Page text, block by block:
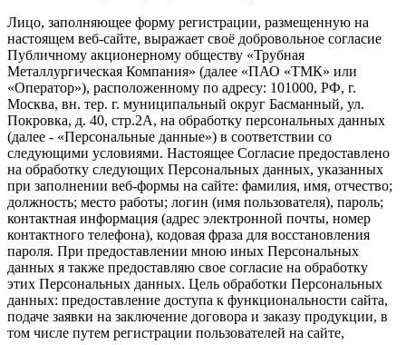
Лицо, заполняющее форму регистрации, размещенную на
настоящем веб-сайте, выражает своё добровольное согласие
Публичному акционерному обществу «Трубная
Металлургическая Компания» (далее «ПАО «ТМК» или
«Оператор»), расположенному по адресу: 101000, РФ, г.
Москва, вн. тер. г. муниципальный округ Басманный, ул.
Покровка, д. 40, стр.2А, на обработку персональных данных
(далее - «Персональные данные») в соответствии со
следующими условиями. Настоящее Согласие предоставлено
на обработку следующих Персональных данных, указанных
при заполнении веб-формы на сайте: фамилия, имя, отчество;
должность; место работы; логин (имя пользователя), пароль;
контактная информация (адрес электронной почты, номер
контактного телефона), кодовая фраза для восстановления
пароля. При предоставлении мною иных Персональных
данных я также предоставляю свое согласие на обработку
этих Персональных данных. Цель обработки Персональных
данных: предоставление доступа к функциональности сайта,
подаче заявки на заключение договора и заказу продукции, в
том числе путем регистрации пользователей на сайте,